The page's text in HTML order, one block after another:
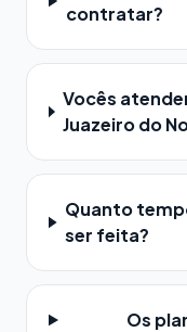
contratar?
Vocês
Juazeiro do
Quanto
ser feita?
Os